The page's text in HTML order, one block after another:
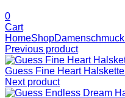
0
Cart
HomeShopDamenschmuck
Previous product
Guess Fine Heart Halskette
Next product